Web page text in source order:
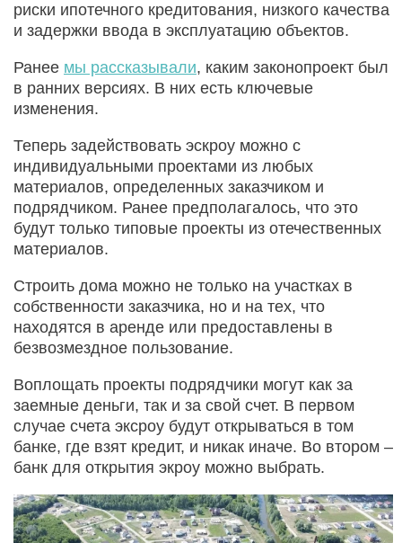
риски ипотечного кредитования, низкого качества
и задержки ввода в эксплуатацию объектов.
Ранее мы рассказывали, каким законопроект был
в ранних версиях. В них есть ключевые
изменения.
Теперь задействовать эскроу можно с
индивидуальными проектами из любых
материалов, определенных заказчиком и
подрядчиком. Ранее предполагалось, что это
будут только типовые проекты из отечественных
материалов.
Строить дома можно не только на участках в
собственности заказчика, но и на тех, что
находятся в аренде или предоставлены в
безвозмездное пользование.
Воплощать проекты подрядчики могут как за
заемные деньги, так и за свой счет. В первом
случае счета эксроу будут открываться в том
банке, где взят кредит, и никак иначе. Во втором –
банк для открытия экроу можно выбрать.